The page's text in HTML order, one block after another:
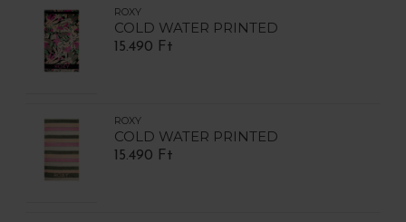
ROXY
COLD WATER PRINTED
15.490 Ft
ROXY
COLD WATER PRINTED
15.490 Ft